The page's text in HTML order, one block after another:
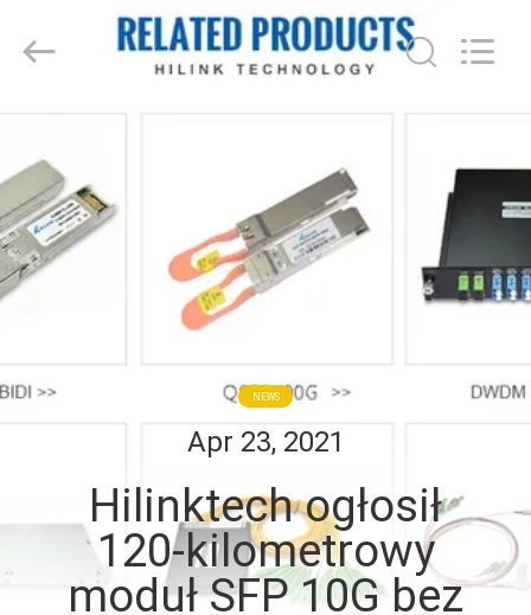
DOMU
PRODUKTY
WYCIECZKA
FABRYCE
KONTROLA
Technology
Co.,Ltd..
NEWS
Apr 23, 2021
Hilinktech ogłosił
120-kilometrowy
moduł SFP 10G bez